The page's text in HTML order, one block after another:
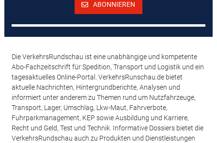
ABONNIEREN
Die VerkehrsRundschau ist eine unabhängige und kompetente
Abo-Fachzeitschrift für Spedition, Transport und Logistik und ein
tagesaktuelles Online-Portal. VerkehrsRunschau.de bietet
aktuelle Nachrichten, Hintergrundberichte, Analysen und
informiert unter anderem zu Themen rund um Nutzfahrzeuge,
Transport, Lager, Umschlag, Lkw-Maut, Fahrverbote,
Fuhrparkmanagement, KEP sowie Ausbildung und Karriere,
Recht und Geld, Test und Technik. Informative Dossiers bietet die
VerkehrsRundschau auch zu Produkten und Dienstleistungen